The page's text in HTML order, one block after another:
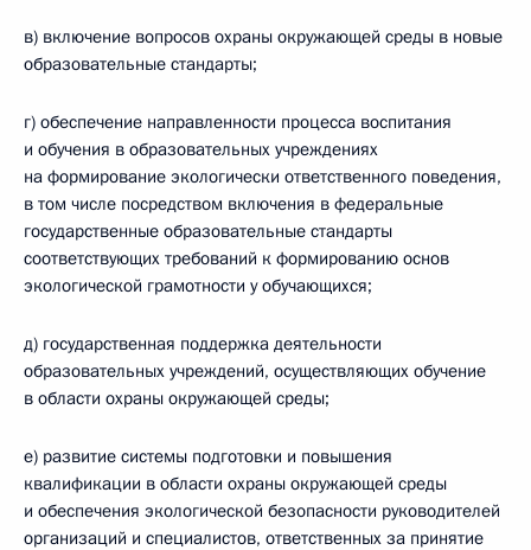
в) включение вопросов охраны окружающей среды в новые
образовательные стандарты;
г) обеспечение направленности процесса воспитания
и обучения в образовательных учреждениях
на формирование экологически ответственного поведения,
в том числе посредством включения в федеральные
государственные образовательные стандарты
соответствующих требований к формированию основ
экологической грамотности у обучающихся;
д) государственная поддержка деятельности
образовательных учреждений, осуществляющих обучение
в области охраны окружающей среды;
е) развитие системы подготовки и повышения
квалификации в области охраны окружающей среды
и обеспечения экологической безопасности руководителей
организаций и специалистов, ответственных за принятие